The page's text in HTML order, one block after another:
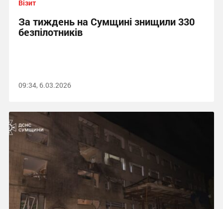
Візит
За тиждень на Сумщині знищили 330
безпілотників
09:34, 6.03.2026